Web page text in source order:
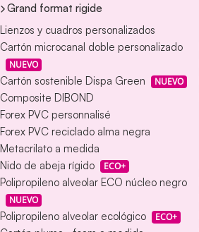
Grand format rigide
Lienzos y cuadros personalizados
Cartón microcanal doble personalizado
NUEVO
Cartón sostenible Dispa Green NUEVO
Composite DIBOND
Forex PVC personnalisé
Forex PVC reciclado alma negra
Metacrilato a medida
Nido de abeja rígido
ECO+
Polipropileno alveolar ECO núcleo negro
NUEVO
Polipropileno alveolar ecológico ECO+